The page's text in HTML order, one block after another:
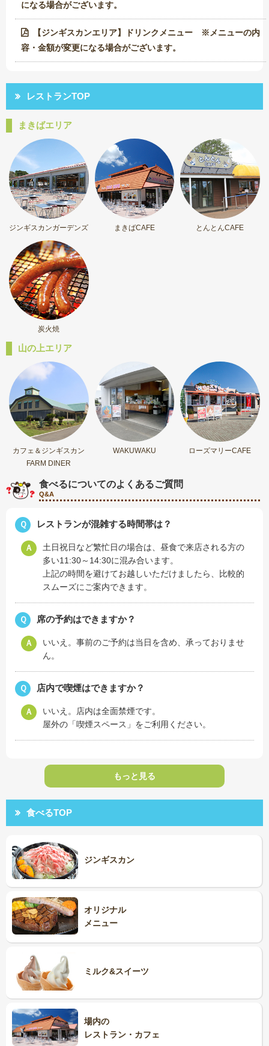
になる場合がございます。
【ジンギスカンエリア】ドリンクメニュー ※メニューの内
容・金額が変更になる場合がございます。
レストランTOP
まきばエリア
ジンギスカンガーデンズ まきばCAFE とんとんCAFE
炭火焼
山の上エリア
カフェ＆ジンギスカン
FARM DINER
WAKUWAKU ローズマリーCAFE
食べるについてのよくあるご質問
Q&A
Ｑ レストランが混雑する時間帯は？
Ａ
土日祝日など繁忙日の場合は、昼食で来店される方の
多い11:30～14:30に混み合います。
上記の時間を避けてお越しいただけましたら、比較的
スムーズにご案内できます。
Ｑ 席の予約はできますか？
Ａ
いいえ。事前のご予約は当日を含め、承っておりませ
ん。
Ｑ 店内で喫煙はできますか？
Ａ
いいえ。店内は全面禁煙です。
屋外の「喫煙スペース」をご利用ください。
もっと見る
食べるTOP
ジンギスカン
オリジナル
メニュー
ミルク&スイーツ
場内の
レストラン・カフェ